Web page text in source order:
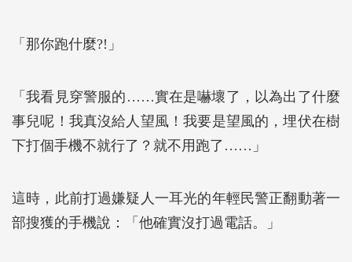
「那你跑什麼?!」
「我看見穿警服的……實在是嚇壞了，以為出了什麼
事兒呢！我真沒給人望風！我要是望風的，埋伏在樹
下打個手機不就行了？就不用跑了……」
這時，此前打過嫌疑人一耳光的年輕民警正翻動著一
部搜獲的手機說：「他確實沒打過電話。」